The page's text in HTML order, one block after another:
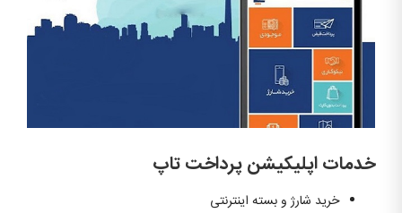
خدمات اپلیکیشن پرداخت تاپ
خرید شارژ و بسته اینترنتی